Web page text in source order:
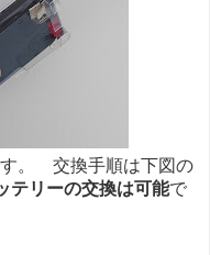
。 交換手順は下図の
テリーの交換は可能で